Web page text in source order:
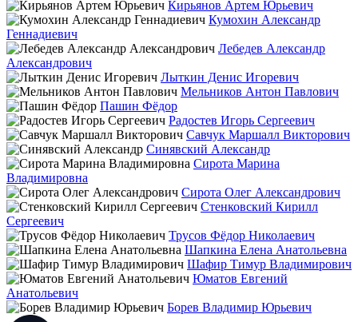
Кирьянов Артем Юрьевич
Кумохин Александр
Геннадиевич
Лебедев Александр
Александрович
Лыткин Денис Игоревич
Мельников Антон Павлович
Пашин Фёдор
Радостев Игорь Сергеевич
Савчук Маршалл Викторович
Синявский Александр
Сирота Марина
Владимировна
Сирота Олег Александрович
Стенковский Кирилл
Сергеевич
Трусов Фёдор Николаевич
Шапкина Елена Анатольевна
Шафир Тимур Владимирович
Юматов Евгений
Анатольевич
Борев Владимир Юрьевич